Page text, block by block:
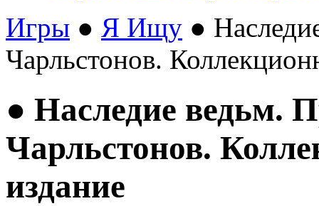
Игры ● Я Ищу ●
Чарльстонов.
● Наследие ведьм.
Чарльстонов.
издание